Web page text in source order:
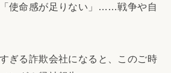
使命感が足りない」……戦争や自
ぎる詐欺会社になると、このご時